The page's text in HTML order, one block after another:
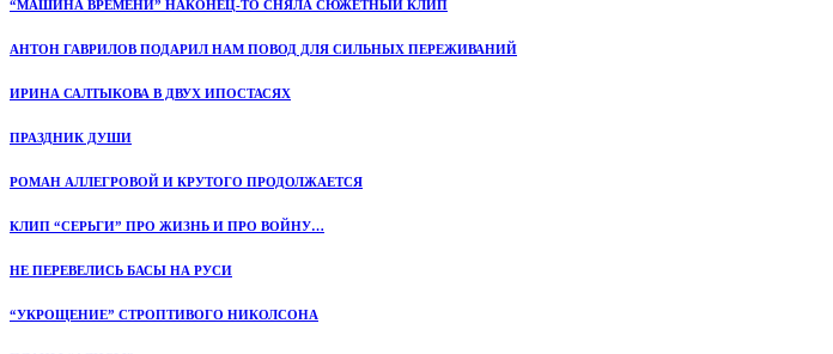
“МАШИНА ВРЕМЕНИ” НАКОНЕЦ-ТО СНЯЛА СЮЖЕТНЫЙ КЛИП
АНТОН ГАВРИЛОВ ПОДАРИЛ НАМ ПОВОД ДЛЯ СИЛЬНЫХ ПЕРЕЖИВАНИЙ
ИРИНА САЛТЫКОВА В ДВУХ ИПОСТАСЯХ
ПРАЗДНИК ДУШИ
РОМАН АЛЛЕГРОВОЙ И КРУТОГО ПРОДОЛЖАЕТСЯ
КЛИП “СЕРЬГИ” ПРО ЖИЗНЬ И ПРО ВОЙНУ…
НЕ ПЕРЕВЕЛИСЬ БАСЫ НА РУСИ
“УКРОЩЕНИЕ” СТРОПТИВОГО НИКОЛСОНА